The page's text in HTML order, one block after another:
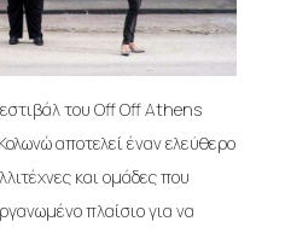
του Off Off Athens
αποτελεί έναν ελεύθερο
και ομάδες που
πλαίσιο για να